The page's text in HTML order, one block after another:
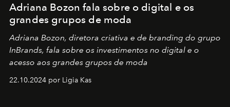
Adriana Bozon fala sobre o digital e os
grandes grupos de moda
Adriana Bozon, diretora criativa e de branding do grupo
InBrands, fala sobre os investimentos no digital e o
acesso aos grandes grupos de moda
22.10.2024 por Ligia Kas